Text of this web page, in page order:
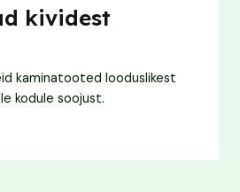
kividest
kaminatooted looduslikest
kodule soojust.